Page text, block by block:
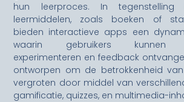
hun leerproces. In tegenstelling
leermiddelen, zoals boeken of
bieden interactieve apps een
waarin gebruikers kunnen
experimenteren en feedback
ontworpen om de betrokkenheid
vergroten door middel van
gamificatie, quizzes, en multimedia-